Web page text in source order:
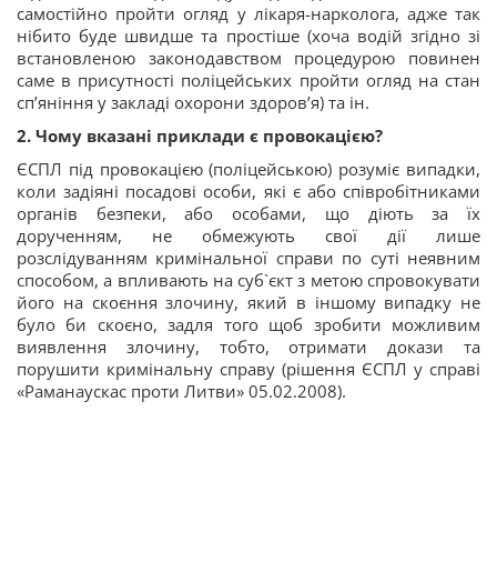
самостійно пройти огляд у лікаря-нарколога, адже так
нібито буде швидше та простіше (хоча водій згідно зі
встановленою законодавством процедурою повинен
саме в присутності поліцейських пройти огляд на стан
сп’яніння у закладі охорони здоров’я) та ін.
2. Чому вказані приклади є провокацією?
ЄСПЛ під провокацією (поліцейською) розуміє випадки,
коли задіяні посадові особи, які є або співробітниками
органів безпеки, або особами, що діють за їх
дорученням, не обмежують свої дії лише
розслідуванням кримінальної справи по суті неявним
способом, а впливають на суб`єкт з метою спровокувати
його на скоєння злочину, який в іншому випадку не
було би скоєно, задля того щоб зробити можливим
виявлення злочину, тобто, отримати докази та
порушити кримінальну справу (рішення ЄСПЛ у справі
«Раманаускас проти Литви» 05.02.2008).